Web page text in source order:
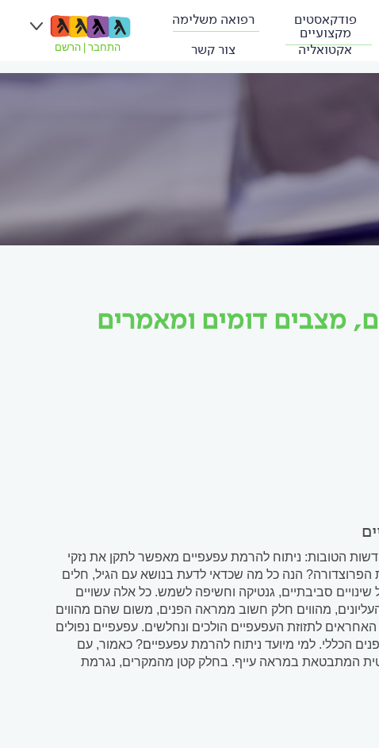
פודקאסטים
מקצועיים
רפואה משלימה
אקטואליה צור קשר התחבר הרשם
מצבים דומים ומאמרים
הטובות: ניתוח להרמת עפעפיים מאפשר לתקן את נזקי
הנה כל מה שכדאי לדעת בנושא עם הגיל, חלים
סביבתיים, גנטיקה וחשיפה לשמש. כל אלה עשויים
מהווים חלק חשוב ממראה הפנים, משום שהם מהווים
לתזוזת העפעפיים הולכים ונחלשים. עפעפיים נפולים
הכללי. למי מיועד ניתוח להרמת עפעפיים? כאמור, עם
המתבטאת במראה עייף. בחלק קטן מהמקרים, נגרמת
מבנית מולדת או...